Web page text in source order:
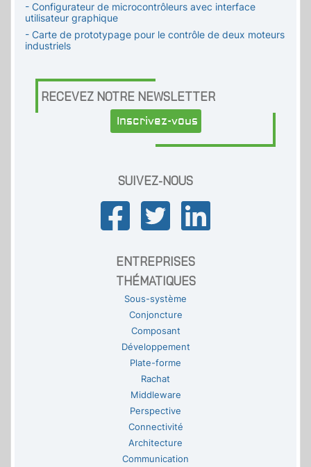
- Configurateur de microcontrôleurs avec interface
utilisateur graphique
- Carte de prototypage pour le contrôle de deux moteurs
industriels
RECEVEZ NOTRE NEWSLETTER
Inscrivez-vous
SUIVEZ-NOUS
ENTREPRISES
THÉMATIQUES
Sous-système
Conjoncture
Composant
Développement
Plate-forme
Rachat
Middleware
Perspective
Connectivité
Architecture
Communication